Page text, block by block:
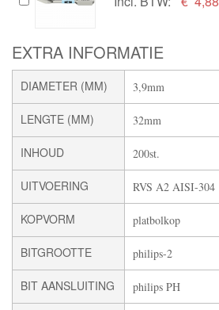
EXTRA INFORMATIE
DIAMETER (MM) 3,9mm
LENGTE (MM) 32mm
INHOUD 200st.
UITVOERING RVS A2 AISI-304
KOPVORM platbolkop
BITGROOTTE philips-2
BIT AANSLUITING philips PH